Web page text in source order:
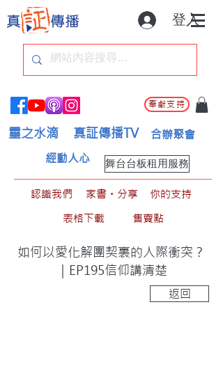
登入
奉獻支持
靈之水滴 真証傳播TV 合辦聚會
舞台台板租用服務
經動人心
認識我們 家書。分享
你的支持
表格下載
售賣點
如何以愛化解團契裏的人際衝突？
｜EP195信仰講清楚
返回